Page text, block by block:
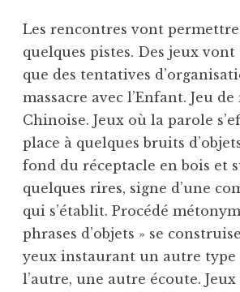
Les rencontres vont
quelques pistes. Des jeux vont
que des tentatives
massacre avec l’Enfant. Jeu
Chinoise. Jeux où la parole
place à quelques bruits
fond du réceptacle en bois et
quelques rires, signe d’une
qui s’établit. Procédé
phrases d’objets » se
yeux instaurant un autre type
l’autre, une autre écoute.